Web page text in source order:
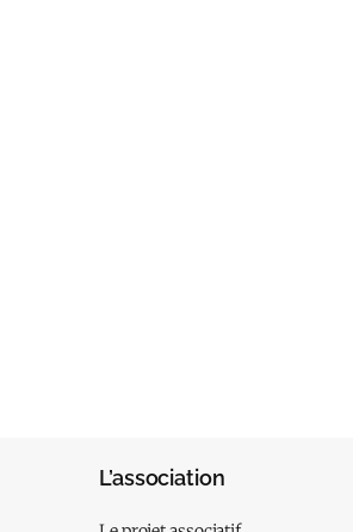
L’association